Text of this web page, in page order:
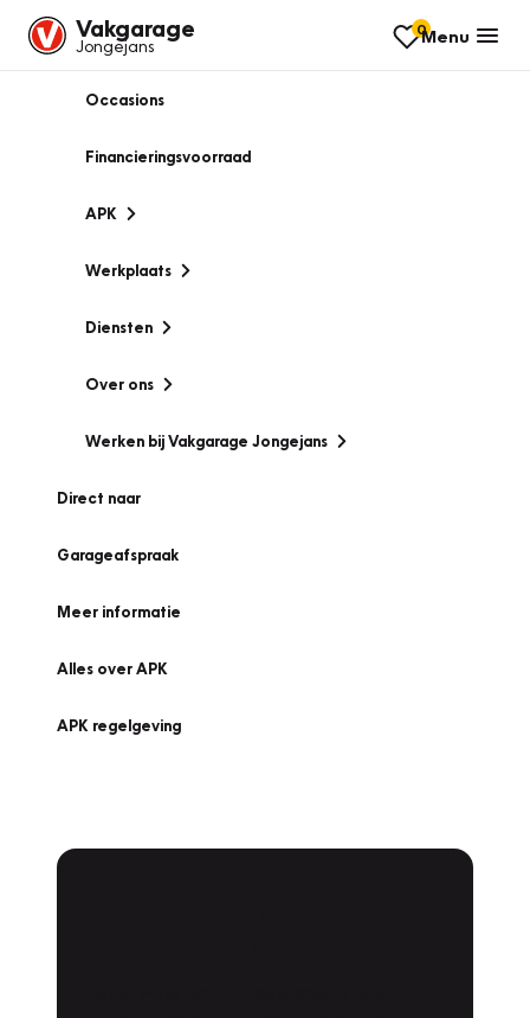
Vakgarage
Jongejans
0Menu
Occasions
Financieringsvoorraad
APK
Werkplaats
Diensten
Over ons
Werken bij Vakgarage Jongejans
Direct naar
Garageafspraak
Meer informatie
Alles over APK
APK regelgeving